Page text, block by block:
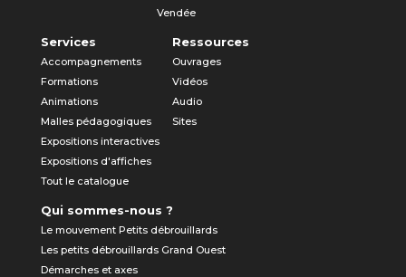
Vendée
Services
Accompagnements
Formations
Animations
Malles pédagogiques
Expositions interactives
Expositions d'affiches
Tout le catalogue
Ressources
Ouvrages
Vidéos
Audio
Sites
Qui sommes-nous ?
Le mouvement Petits débrouillards
Les petits débrouillards Grand Ouest
Démarches et axes